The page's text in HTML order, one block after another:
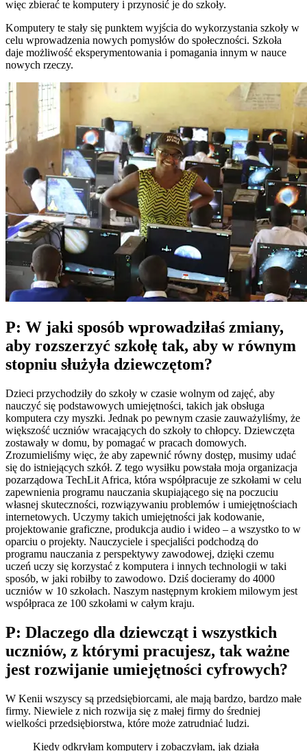
więc zbierać te komputery i przynosić je do szkoły.
Komputery te stały się punktem wyjścia do wykorzystania szkoły w
celu wprowadzenia nowych pomysłów do społeczności. Szkoła
daje możliwość eksperymentowania i pomagania innym w nauce
nowych rzeczy.
P: W jaki sposób wprowadziłaś zmiany,
aby rozszerzyć szkołę tak, aby w równym
stopniu służyła dziewczętom?
Dzieci przychodziły do szkoły w czasie wolnym od zajęć, aby
nauczyć się podstawowych umiejętności, takich jak obsługa
komputera czy myszki. Jednak po pewnym czasie zauważyliśmy, że
większość uczniów wracających do szkoły to chłopcy. Dziewczęta
zostawały w domu, by pomagać w pracach domowych.
Zrozumieliśmy więc, że aby zapewnić równy dostęp, musimy udać
się do istniejących szkół. Z tego wysiłku powstała moja organizacja
pozarządowa TechLit Africa, która współpracuje ze szkołami w celu
zapewnienia programu nauczania skupiającego się na poczuciu
własnej skuteczności, rozwiązywaniu problemów i umiejętnościach
internetowych. Uczymy takich umiejętności jak kodowanie,
projektowanie graficzne, produkcja audio i wideo – a wszystko to w
oparciu o projekty. Nauczyciele i specjaliści podchodzą do
programu nauczania z perspektywy zawodowej, dzięki czemu
uczeń uczy się korzystać z komputera i innych technologii w taki
sposób, w jaki robiłby to zawodowo. Dziś docieramy do 4000
uczniów w 10 szkołach. Naszym następnym krokiem milowym jest
współpraca ze 100 szkołami w całym kraju.
P: Dlaczego dla dziewcząt i wszystkich
uczniów, z którymi pracujesz, tak ważne
jest rozwijanie umiejętności cyfrowych?
W Kenii wszyscy są przedsiębiorcami, ale mają bardzo, bardzo małe
firmy. Niewiele z nich rozwija się z małej firmy do średniej
wielkości przedsiębiorstwa, które może zatrudniać ludzi.
Kiedy odkryłam komputery i zobaczyłam, jak działa